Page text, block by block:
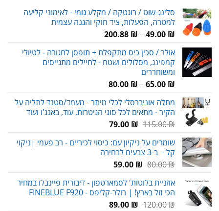
סלינג-שוט / רוגטקה / מקלע גומי - לאימוני קליעה
למטרה, הפעלות, ציד חוקי והגנה עצמית
49.00 ₪
–
200.88 ₪
טווח
עד
אולר / סכין כיס מתקפלת + תופסן לחגורה - לטיולי
קמפינג, מסלולים ושטח - לחיילים מתגייסים
ומשוחררים
65.00 ₪
–
80.00 ₪
טווח
עד
מתלה אוניברסלי לכלי מיתר - מעמד/סטנד לתליה על
הקיר - מתאים לכל סוגי הגיטרות, עוד, באנג'ו ועוד
115.00₪
המחיר
היה:
115.00 ₪.
79.00 ₪
המחיר
הוא:
79.00 ₪.
שומרים על ניקיון עם: כיסוי לכיריים - רב פעמי |ניקוי
קל - ב-3 צבעים לבחירה
80.00₪
המחיר
היה:
80.00 ₪.
59.00 ₪
המחיר
הוא:
59.00 ₪.
אוזניית בלוטות' לסמארטפון - דיבורית פיינבלו במחיר
הכי זול בארץ! | רולר-קליפס - FINEBLUE F920
120.00₪
המחיר89.00 ₪
המחיר